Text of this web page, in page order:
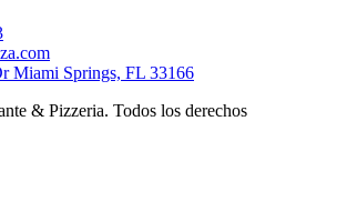
Miami Springs, FL 33166
& Pizzeria. Todos los derechos